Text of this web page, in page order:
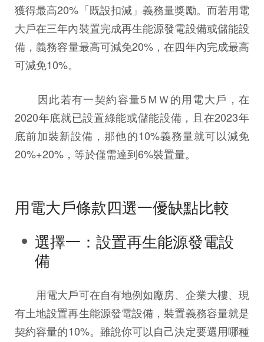
獲得最高20%「既設扣減」義務量獎勵。而若用電
大戶在三年內裝置完成再生能源發電設備或儲能設
備，義務容量最高可減免20%，在四年內完成最高
可減免10%。
因此若有一契約容量5ＭＷ的用電大戶，在
2020年底就已設置綠能或儲能設備，且在2023年
底前加裝新設備，那他的10%義務量就可以減免
20%+20%，等於僅需達到6%裝置量。
用電大戶條款四選一優缺點比較
選擇一：設置再生能源發電設
備
用電大戶可在自有地例如廠房、企業大樓、現
有土地設置再生能源發電設備，裝置義務容量就是
契約容量的10%。雖說你可以自己決定要選用哪種